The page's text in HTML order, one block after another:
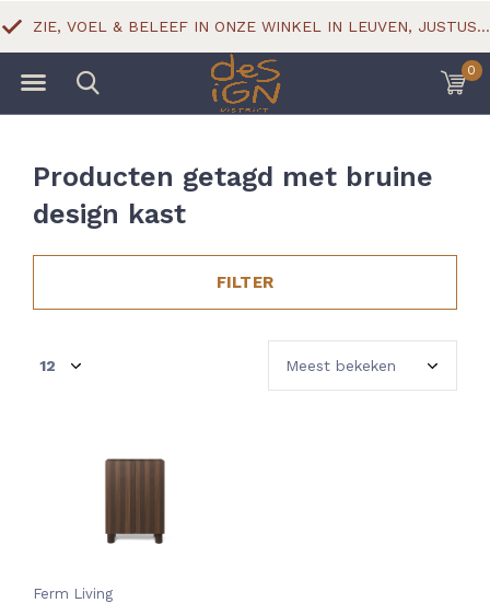
0
ZIE, VOEL & BELEEF IN ONZE WINKEL IN LEUVEN, JUSTUS LIPSIUSSTRAAT 18
Producten getagd met bruine
design kast
FILTER
Ferm Living